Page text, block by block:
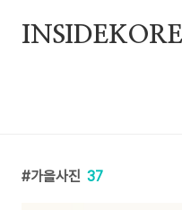
가을사진 37